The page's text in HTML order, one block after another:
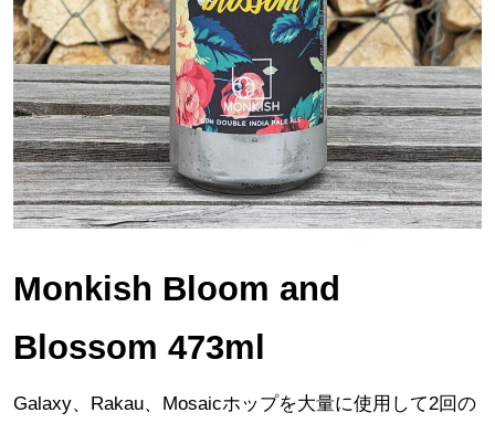
Monkish Bloom and
Blossom 473ml
Galaxy、Rakau、Mosaicホップを大量に使用して2回の